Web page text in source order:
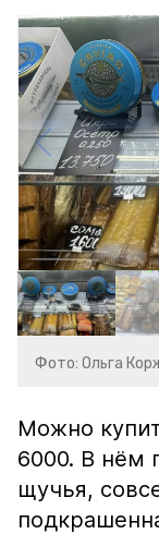
Фото: Ольга
Можно
6000. В нём
щучья,